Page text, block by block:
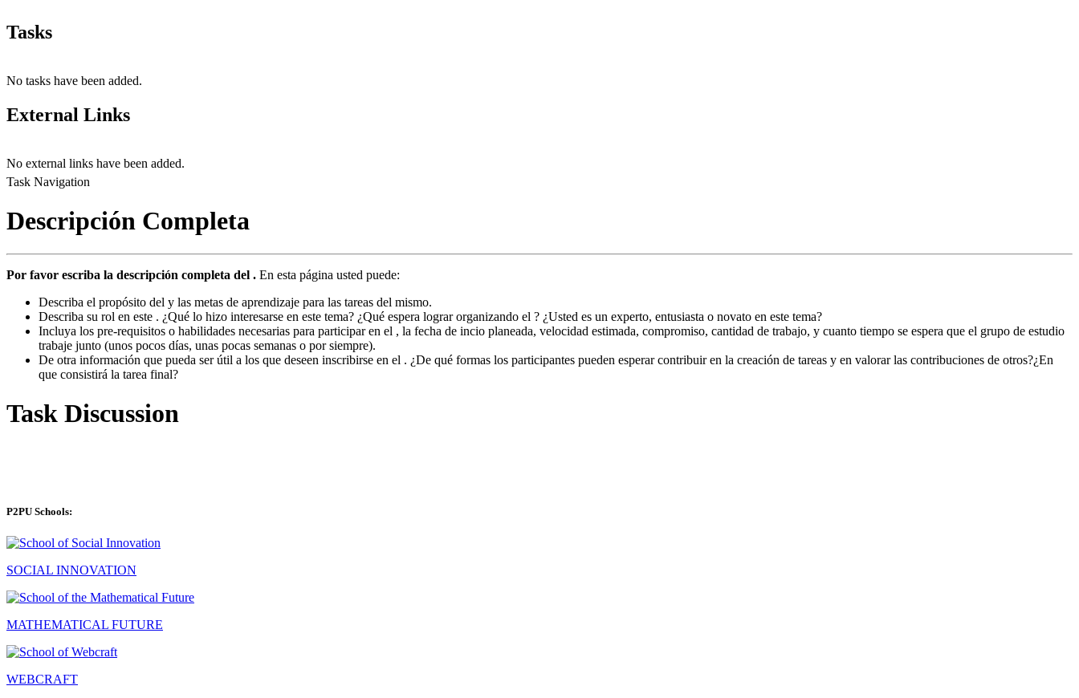
Tasks
No tasks have been added.
External Links
No external links have been added.
Task Navigation
Descripción Completa
Por favor escriba la descripción completa del . En esta página usted puede:
Describa el propósito del y las metas de aprendizaje para las tareas del mismo.
Describa su rol en este . ¿Qué lo hizo interesarse en este tema? ¿Qué espera lograr organizando el ? ¿Usted es un experto, entusiasta o novato en este tema?
Incluya los pre-requisitos o habilidades necesarias para participar en el , la fecha de incio planeada, velocidad estimada, compromiso, cantidad de trabajo, y cuanto tiempo se espera que el grupo de estudio
trabaje junto (unos pocos días, unas pocas semanas o por siempre).
De otra información que pueda ser útil a los que deseen inscribirse en el . ¿De qué formas los participantes pueden esperar contribuir en la creación de tareas y en valorar las contribuciones de otros?¿En
que consistirá la tarea final?
Task Discussion
P2PU Schools:
SOCIAL INNOVATION
MATHEMATICAL FUTURE
WEBCRAFT